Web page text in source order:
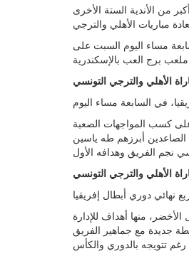
من الأندية الستة الأخرى
مساء اليوم السبت على
الأهلي والترجي التونسي
كسب المواجهات الصعبة
أبرزهم طه ياسين
الأهلي والترجي التونسي
منها أهداف للإدارة
جديدة مع جماهير الفريق